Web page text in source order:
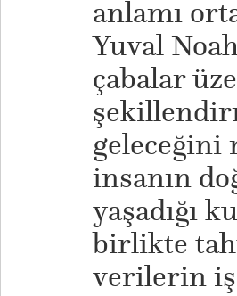
anlamı
Yuval
çabalar
geleceğini
insanın
yaşadığı
birlikte
verilerin